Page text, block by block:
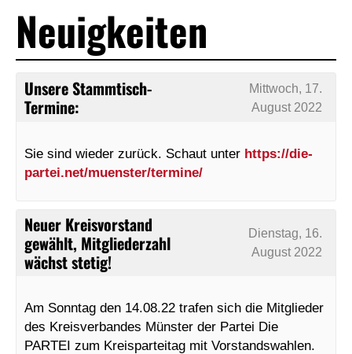
Neuigkeiten
Unsere Stammtisch-
Termine:
Mittwoch, 17.
August 2022
Sie sind wieder zurück. Schaut unter https://die-
partei.net/muenster/termine/
Neuer Kreisvorstand
gewählt, Mitgliederzahl
wächst stetig!
Dienstag, 16.
August 2022
Am Sonntag den 14.08.22 trafen sich die Mitglieder
des Kreisverbandes Münster der Partei Die
PARTEI zum Kreisparteitag mit Vorstandswahlen.